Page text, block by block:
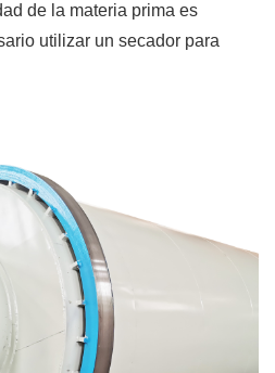
de la materia prima es
utilizar un secador para